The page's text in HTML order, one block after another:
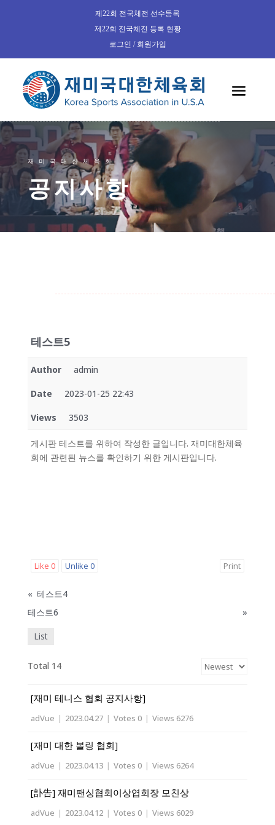
제22회 전국체전 선수등록
제22회 전국체전 등록 현황
로그인 / 회원가입
재미국대한체육회
공지사항
테스트5
Author admin
Date 2023-01-25 22:43
Views 3503
게시판 테스트를 위하여 작성한 글입니다. 재미대한체육
회에 관련된 뉴스를 확인하기 위한 게시판입니다.
Like 0 Unlike 0 Print
« 테스트4
테스트6
»
List
Total 14
[재미 테니스 협회 공지사항]
adVue | 2023.04.27 | Votes 0 | Views 6276
[재미 대한 볼링 협회]
adVue | 2023.04.13 | Votes 0 | Views 6264
[訃告] 재미팬싱협회이상엽회장 모친상
adVue | 2023.04.12 | Votes 0 | Views 6029